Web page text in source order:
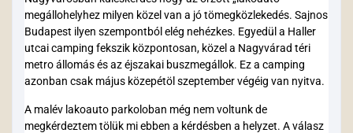
megállohelyhez milyen közel van a jó tömegközlekedés. Sajnos
Budapest ilyen szempontból elég nehézkes. Egyedül a Haller
utcai camping fekszik központosan, közel a Nagyvárad téri
metro állomás és az éjszakai buszmegállok. Ez a camping
azonban csak május közepétöl szeptember végéig van nyitva.
A malév lakoauto parkoloban még nem voltunk de
megkérdeztem tölük mi ebben a kérdésben a helyzet. A válasz